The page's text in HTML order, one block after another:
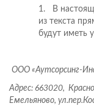
1. В
из текста
будут иметь
ООО «Аутсорсинг-
Адрес: 663020,
Емельяново,